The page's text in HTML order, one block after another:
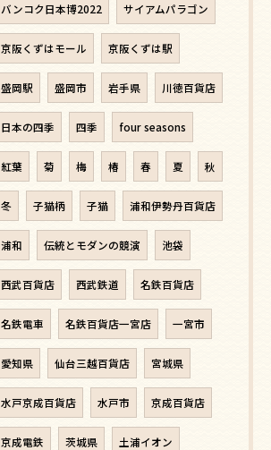
バンコク日本博2022 サイアムパラゴン
京阪くずはモール 京阪くずは駅
盛岡駅 盛岡市 岩手県 川徳百貨店
日本の四季 四季 four seasons
紅葉 菊 梅 椿 春 夏 秋
冬 子猫柄 子猫 浦和伊勢丹百貨店
浦和 伝統とモダンの競演 池袋
西武百貨店 西武鉄道 名鉄百貨店
名鉄電車 名鉄百貨店一宮店 一宮市
愛知県 仙台三越百貨店 宮城県
水戸京成百貨店 水戸市 京成百貨店
京成電鉄 茨城県 土浦イオン